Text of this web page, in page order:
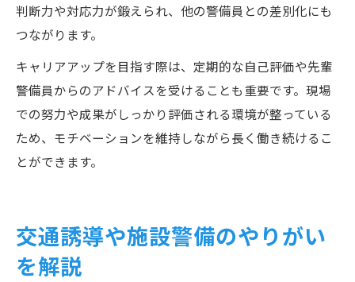
判断力や対応力が鍛えられ、他の警備員との差別化にも
つながります。
キャリアアップを目指す際は、定期的な自己評価や先輩
警備員からのアドバイスを受けることも重要です。現場
での努力や成果がしっかり評価される環境が整っている
ため、モチベーションを維持しながら長く働き続けるこ
とができます。
交通誘導や施設警備のやりがい
を解説